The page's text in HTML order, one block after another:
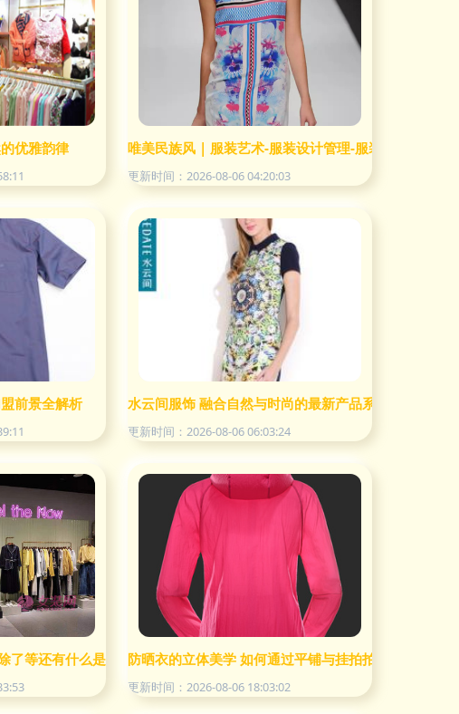
优雅韵律 唯美民族风 | 服装艺术-服装设计管理-服装设计网 服装
更新时间：2026-08-06 04:20:03
前景全解析 水云间服饰 融合自然与时尚的最新产品系列亮相
更新时间：2026-08-06 06:03:24
了等还有什么是该做的事防晒衣的立体美学 如何通过平铺与挂拍拍出高级感
更新时间：2026-08-06 18:03:02